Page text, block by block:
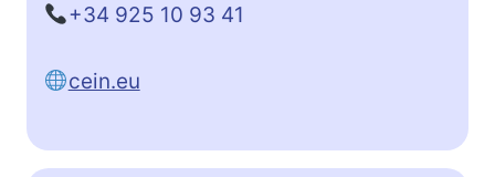
+34 925 10 93 41
cein.eu